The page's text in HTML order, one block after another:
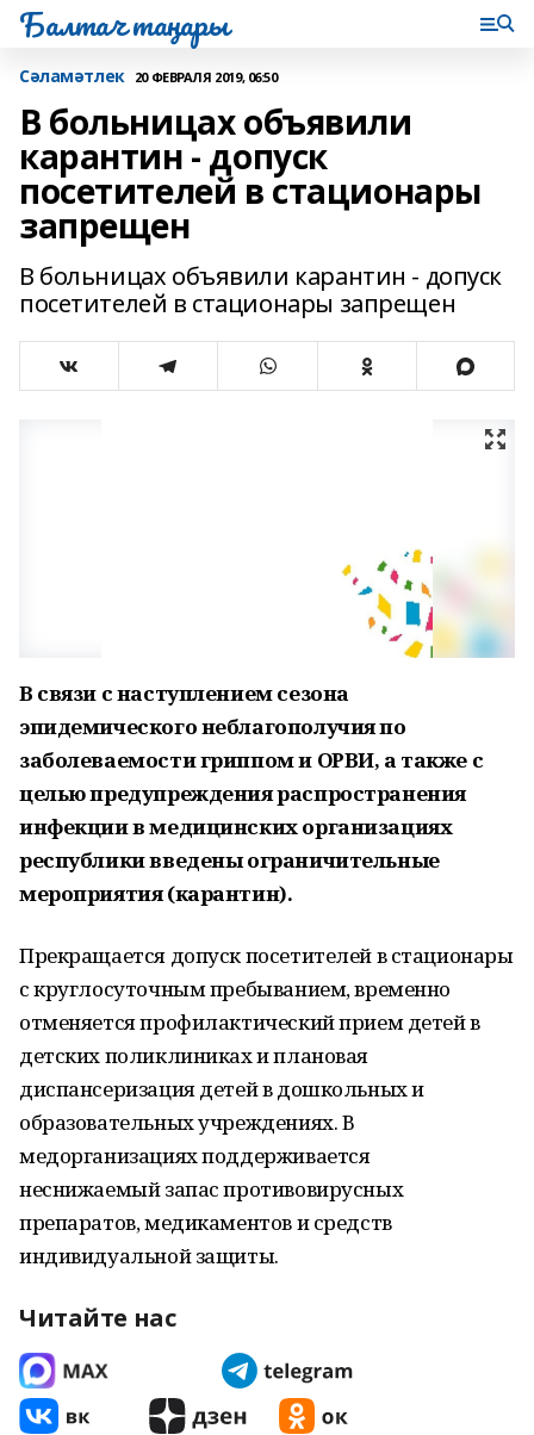
Балтач таңнары
Сәламәтлек 20 ФЕВРАЛЯ 2019, 06:50
В больницах объявили
карантин - допуск
посетителей в стационары
запрещен
В больницах объявили карантин - допуск
посетителей в стационары запрещен
В связи с наступлением сезона
эпидемического неблагополучия по
заболеваемости гриппом и ОРВИ, а также с
целью предупреждения распространения
инфекции в медицинских организациях
республики введены ограничительные
мероприятия (карантин).
Прекращается допуск посетителей в стационары
с круглосуточным пребыванием, временно
отменяется профилактический прием детей в
детских поликлиниках и плановая
диспансеризация детей в дошкольных и
образовательных учреждениях. В
медорганизациях поддерживается
неснижаемый запас противовирусных
препаратов, медикаментов и средств
индивидуальной защиты.
Читайте нас